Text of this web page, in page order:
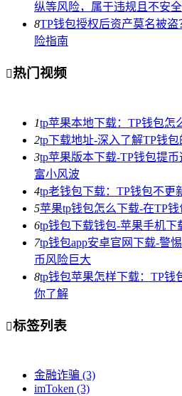
纵等风险，属于违规且不安
8TP钱包授权后资产莫名被
险指南
热门视频
1tp苹果本地下载：TP钱包怎
2tp下载地址-深入了解TP钱
3tp苹果版本下载-TP钱包提
富小风波
4tp老钱包下载：TP钱包不更
5苹果tp钱包怎么下载-在TP
6tp钱包下载钱包-苹果手机下
7tp钱包app安卓官网下载-警
币风险巨大
8tp钱包苹果怎样下载：TP钱
你了解
标签列表
金融诈骗 (3)
imToken (3)